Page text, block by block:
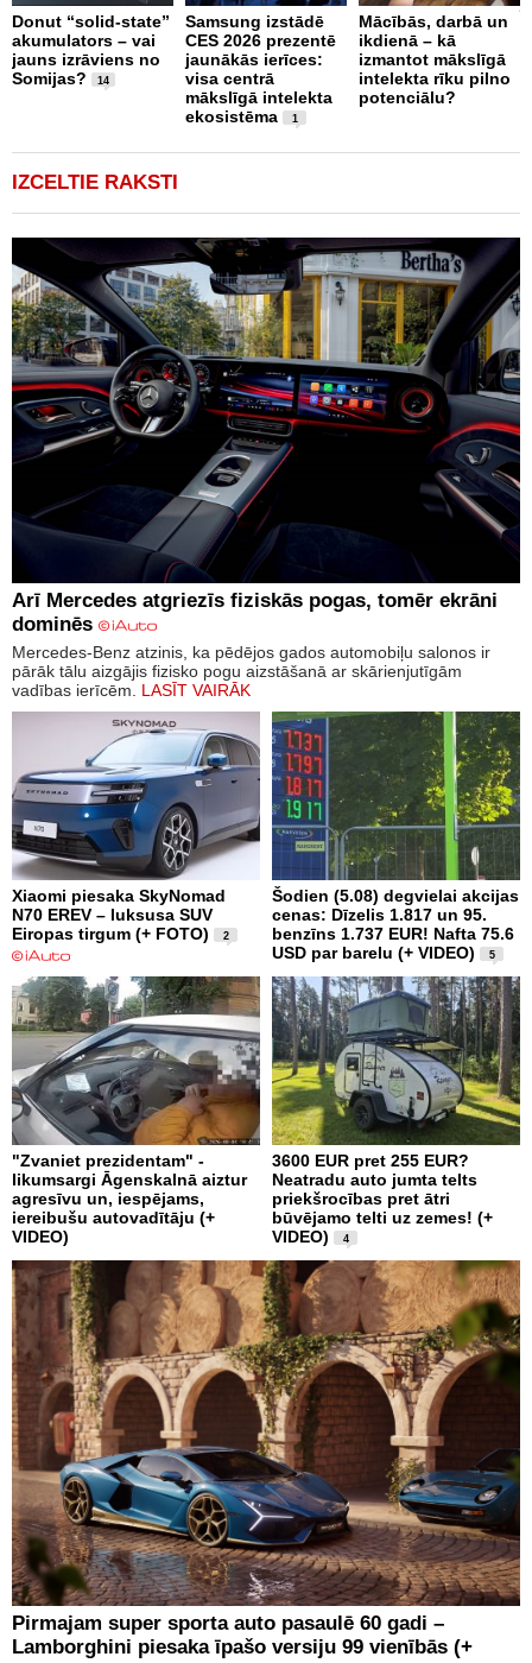
Donut “solid-state”
akumulators – vai
jauns izrāviens no
Somijas?
14
Samsung izstādē
CES 2026 prezentē
jaunākās ierīces:
visa centrā
mākslīgā intelekta
ekosistēma
1
Mācībās, darbā un
ikdienā – kā
izmantot mākslīgā
intelekta rīku pilno
potenciālu?
IZCELTIE RAKSTI
Arī Mercedes atgriezīs fiziskās pogas, tomēr ekrāni
dominēs
Mercedes-Benz atzinis, ka pēdējos gados automobiļu salonos ir
pārāk tālu aizgājis fizisko pogu aizstāšanā ar skārienjutīgām
vadības ierīcēm. LASĪT VAIRĀK
Xiaomi piesaka SkyNomad
N70 EREV – luksusa SUV
Eiropas tirgum (+ FOTO)
2
Šodien (5.08) degvielai akcijas
cenas: Dīzelis 1.817 un 95.
benzīns 1.737 EUR! Nafta 75.6
USD par barelu (+ VIDEO)
5
"Zvaniet prezidentam" -
likumsargi Āgenskalnā aiztur
agresīvu un, iespējams,
iereibušu autovadītāju (+
VIDEO)
3600 EUR pret 255 EUR?
Neatradu auto jumta telts
priekšrocības pret ātri
būvējamo telti uz zemes! (+
VIDEO)
4
Pirmajam super sporta auto pasaulē 60 gadi –
Lamborghini piesaka īpašo versiju 99 vienībās (+